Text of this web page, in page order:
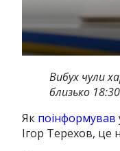
Вибух чули
близько
Як поінформував
Ігор Терехов, це